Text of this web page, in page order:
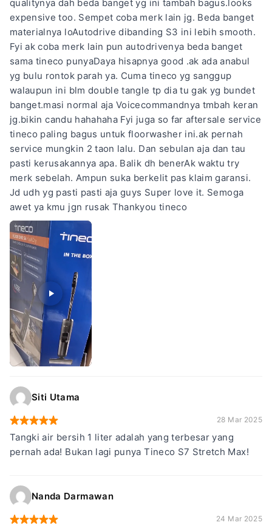
qualitynya dah beda banget yg ini tambah bagus.looks
expensive too. Sempet coba merk lain jg. Beda banget
materialnya loAutodrive dibanding S3 ini lebih smooth.
Fyi ak coba merk lain pun autodrivenya beda banget
sama tineco punyaDaya hisapnya good .ak ada anabul
yg bulu rontok parah ya. Cuma tineco yg sanggup
walaupun ini blm double tangle tp dia tu gak yg bundet
banget.masi normal aja Voicecommandnya tmbah keran
jg.bikin candu hahahaha Fyi juga so far aftersale service
tineco paling bagus untuk floorwasher ini.ak pernah
service mungkin 2 taon lalu. Dan sebulan aja dan tau
pasti kerusakannya apa. Balik dh benerAk waktu try
merk sebelah. Ampun suka berkelit pas klaim garansi.
Jd udh yg pasti pasti aja guys Super love it. Semoga
awet ya kmu jgn rusak Thankyou tineco
Siti Utama
28 Mar 2025
Tangki air bersih 1 liter adalah yang terbesar yang
pernah ada! Bukan lagi punya Tineco S7 Stretch Max!
Nanda Darmawan
24 Mar 2025